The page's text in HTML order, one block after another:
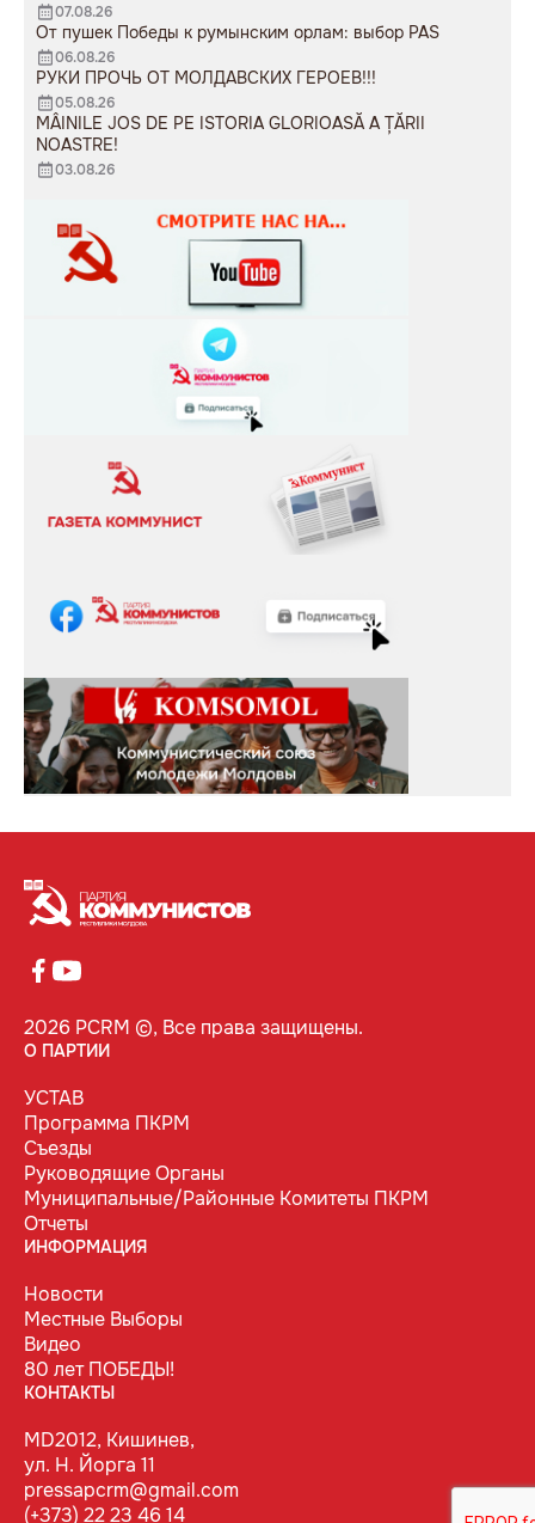
07.08.26
От пушек Победы к румынским орлам: выбор PAS
06.08.26
РУКИ ПРОЧЬ ОТ МОЛДАВСКИХ ГЕРОЕВ!!!
05.08.26
MÂINILE JOS DE PE ISTORIA GLORIOASĂ A ȚĂRII
NOASTRE!
03.08.26
2026 PCRM ©, Все права защищены.
О ПАРТИИ
УСТАВ
Программа ПКРМ
Съезды
Руководящие Органы
Муниципальные/Районные Комитеты ПКРМ
Отчеты
ИНФОРМАЦИЯ
Новости
Местные Выборы
Видео
80 лет ПОБЕДЫ!
КОНТАКТЫ
MD2012, Кишинев,
ул. Н. Йорга 11
pressapcrm@gmail.com
(+373) 22 23 46 14